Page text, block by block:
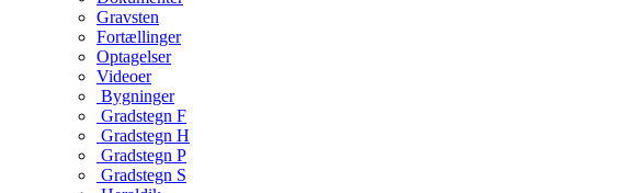
Gravsten
Fortællinger
Optagelser
Videoer
Bygninger
Gradstegn F
Gradstegn H
Gradstegn P
Gradstegn S